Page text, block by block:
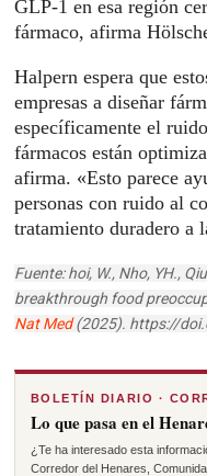
GLP-1 en esa región
fármaco, afirma
Halpern espera que
empresas a diseñar
específicamente el
fármacos están
afirma. «Esto parece
personas con ruido al
tratamiento duradero a
Fuente: hoi, W., Nho, YH.,
breakthrough food
Nat Med(2025). https://
BOLETÍN DIARIO ·
Lo que pasa en el
¿Te ha interesado esta
Corredor del Henares,